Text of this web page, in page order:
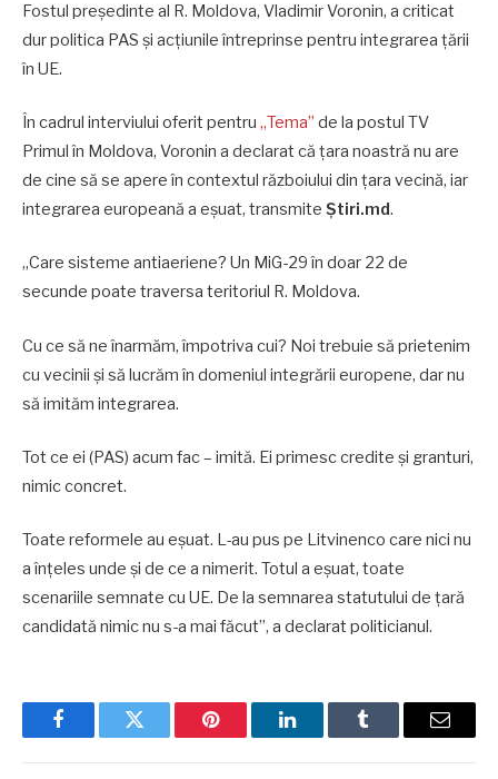
Fostul președinte al R. Moldova, Vladimir Voronin, a criticat
dur politica PAS și acțiunile întreprinse pentru integrarea țării
în UE.
În cadrul interviului oferit pentru „Tema” de la postul TV
Primul în Moldova, Voronin a declarat că țara noastră nu are
de cine să se apere în contextul războiului din țara vecină, iar
integrarea europeană a eșuat, transmite Știri.md.
„Care sisteme antiaeriene? Un MiG-29 în doar 22 de
secunde poate traversa teritoriul R. Moldova.
Cu ce să ne înarmăm, împotriva cui? Noi trebuie să prietenim
cu vecinii și să lucrăm în domeniul integrării europene, dar nu
să imităm integrarea.
Tot ce ei (PAS) acum fac – imită. Ei primesc credite și granturi,
nimic concret.
Toate reformele au eșuat. L-au pus pe Litvinenco care nici nu
a înțeles unde și de ce a nimerit. Totul a eșuat, toate
scenariile semnate cu UE. De la semnarea statutului de țară
candidată nimic nu s-a mai făcut”, a declarat politicianul.
FacebookTwitter Pinterest LinkedInTumblr Email